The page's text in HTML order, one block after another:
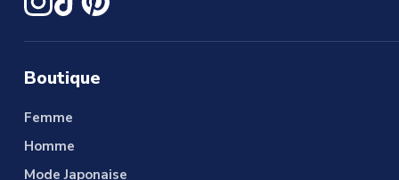
Boutique
Femme
Homme
Mode Japonaise